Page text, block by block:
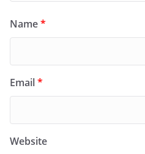
Name*
Email*
Website